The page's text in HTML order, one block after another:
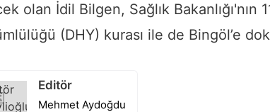
olan İdil Bilgen, Sağlık
(DHY) kurası ile de Bingöl’e
Editör
Mehmet Aydoğdu